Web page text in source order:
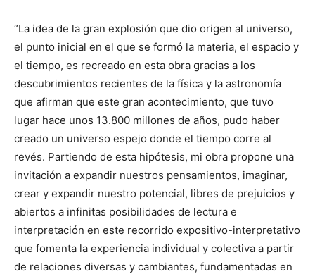
“La idea de la gran explosión que dio origen al universo,
el punto inicial en el que se formó la materia, el espacio y
el tiempo, es recreado en esta obra gracias a los
descubrimientos recientes de la física y la astronomía
que afirman que este gran acontecimiento, que tuvo
lugar hace unos 13.800 millones de años, pudo haber
creado un universo espejo donde el tiempo corre al
revés. Partiendo de esta hipótesis, mi obra propone una
invitación a expandir nuestros pensamientos, imaginar,
crear y expandir nuestro potencial, libres de prejuicios y
abiertos a infinitas posibilidades de lectura e
interpretación en este recorrido expositivo-interpretativo
que fomenta la experiencia individual y colectiva a partir
de relaciones diversas y cambiantes, fundamentadas en